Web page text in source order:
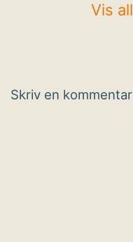
Vis
Skriv en kommentar